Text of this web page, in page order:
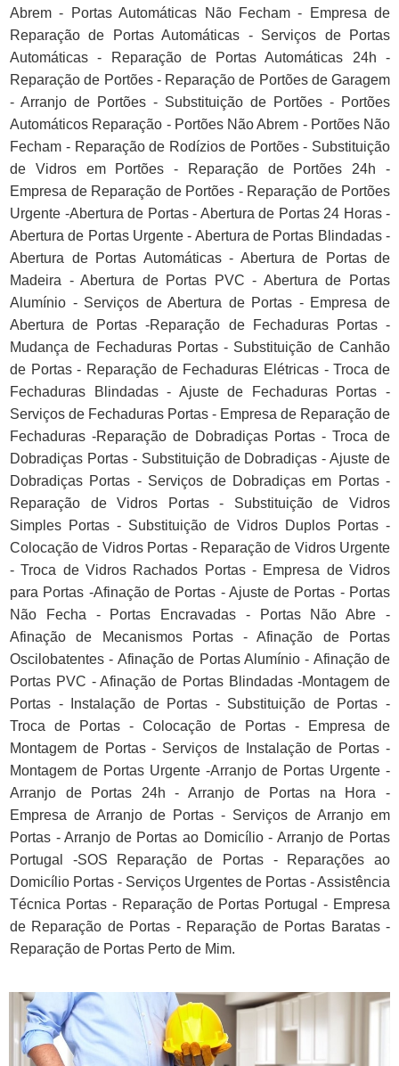
Abrem - Portas Automáticas Não Fecham - Empresa de
Reparação de Portas Automáticas - Serviços de Portas
Automáticas - Reparação de Portas Automáticas 24h -
Reparação de Portões - Reparação de Portões de Garagem
- Arranjo de Portões - Substituição de Portões - Portões
Automáticos Reparação - Portões Não Abrem - Portões Não
Fecham - Reparação de Rodízios de Portões - Substituição
de Vidros em Portões - Reparação de Portões 24h -
Empresa de Reparação de Portões - Reparação de Portões
Urgente -Abertura de Portas - Abertura de Portas 24 Horas -
Abertura de Portas Urgente - Abertura de Portas Blindadas -
Abertura de Portas Automáticas - Abertura de Portas de
Madeira - Abertura de Portas PVC - Abertura de Portas
Alumínio - Serviços de Abertura de Portas - Empresa de
Abertura de Portas -Reparação de Fechaduras Portas -
Mudança de Fechaduras Portas - Substituição de Canhão
de Portas - Reparação de Fechaduras Elétricas - Troca de
Fechaduras Blindadas - Ajuste de Fechaduras Portas -
Serviços de Fechaduras Portas - Empresa de Reparação de
Fechaduras -Reparação de Dobradiças Portas - Troca de
Dobradiças Portas - Substituição de Dobradiças - Ajuste de
Dobradiças Portas - Serviços de Dobradiças em Portas -
Reparação de Vidros Portas - Substituição de Vidros
Simples Portas - Substituição de Vidros Duplos Portas -
Colocação de Vidros Portas - Reparação de Vidros Urgente
- Troca de Vidros Rachados Portas - Empresa de Vidros
para Portas -Afinação de Portas - Ajuste de Portas - Portas
Não Fecha - Portas Encravadas - Portas Não Abre -
Afinação de Mecanismos Portas - Afinação de Portas
Oscilobatentes - Afinação de Portas Alumínio - Afinação de
Portas PVC - Afinação de Portas Blindadas -Montagem de
Portas - Instalação de Portas - Substituição de Portas -
Troca de Portas - Colocação de Portas - Empresa de
Montagem de Portas - Serviços de Instalação de Portas -
Montagem de Portas Urgente -Arranjo de Portas Urgente -
Arranjo de Portas 24h - Arranjo de Portas na Hora -
Empresa de Arranjo de Portas - Serviços de Arranjo em
Portas - Arranjo de Portas ao Domicílio - Arranjo de Portas
Portugal -SOS Reparação de Portas - Reparações ao
Domicílio Portas - Serviços Urgentes de Portas - Assistência
Técnica Portas - Reparação de Portas Portugal - Empresa
de Reparação de Portas - Reparação de Portas Baratas -
Reparação de Portas Perto de Mim.